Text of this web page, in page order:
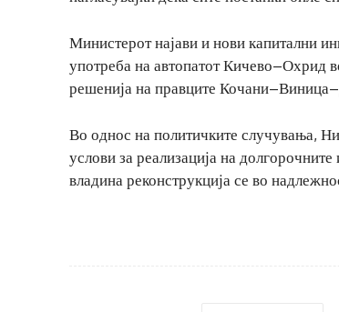
Министерот најави и нови капитални
употреба на автопатот Кичево–Охрид
решенија на правците
Во однос на политичките случувања,
услови за реализација на
владина реконструкција се во